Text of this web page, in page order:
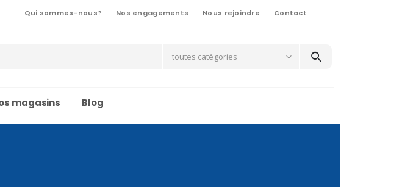
Qui sommes-nous? Nos engagements Nous rejoindre Contact
toutes catégories
magasins Blog